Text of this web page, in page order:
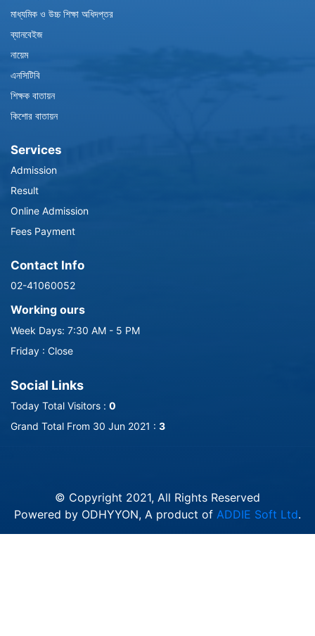
মাধ্যমিক ও উচ্চ শিক্ষা অধিদপ্তর
ব্যানবেইজ
নায়েম
এনসিটিবি
শিক্ষক বাতায়ন
কিশোর বাতায়ন
Services
Admission
Result
Online Admission
Fees Payment
Contact Info
02-41060052
Working ours
Week Days: 7:30 AM - 5 PM
Friday : Close
Social Links
Today Total Visitors : 0
Grand Total From 30 Jun 2021 : 3
© Copyright 2021, All Rights Reserved
Powered by ODHYYON, A product of ADDIE Soft Ltd.